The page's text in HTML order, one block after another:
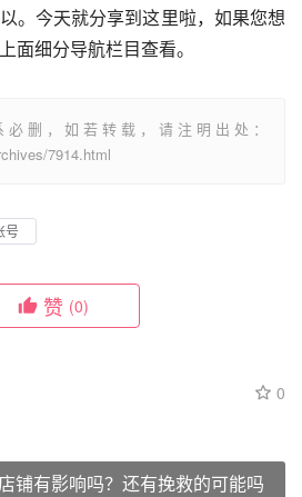
。今天就分享到这里啦，如果您想
面细分导航栏目查看。
删，如若转载，请注明出处：
7914.html
号
赞 (0)
0
铺有影响吗？还有挽救的可能吗